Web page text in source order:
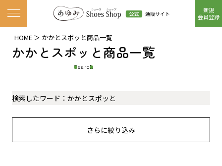
ナビゲーションメニューを開く
新規
会員登録
HOME かかとスポッと商品一覧
かかとスポッと商品一覧
Search
検索したワード： かかとスポッと
さらに絞り込み